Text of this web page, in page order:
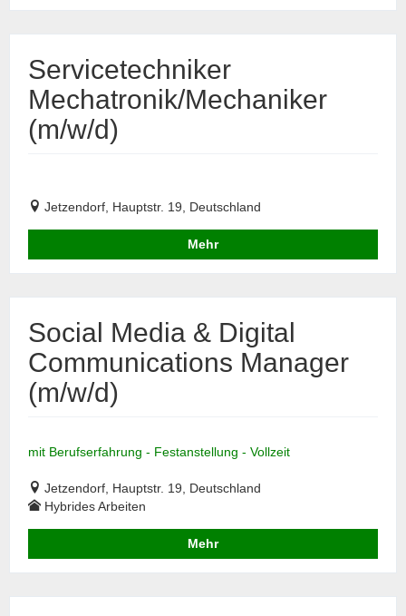
Servicetechniker
Mechatronik/Mechaniker
(m/w/d)
Jetzendorf, Hauptstr. 19, Deutschland
Mehr
Social Media & Digital
Communications Manager
(m/w/d)
mit Berufserfahrung - Festanstellung - Vollzeit
Jetzendorf, Hauptstr. 19, Deutschland
Hybrides Arbeiten
Mehr